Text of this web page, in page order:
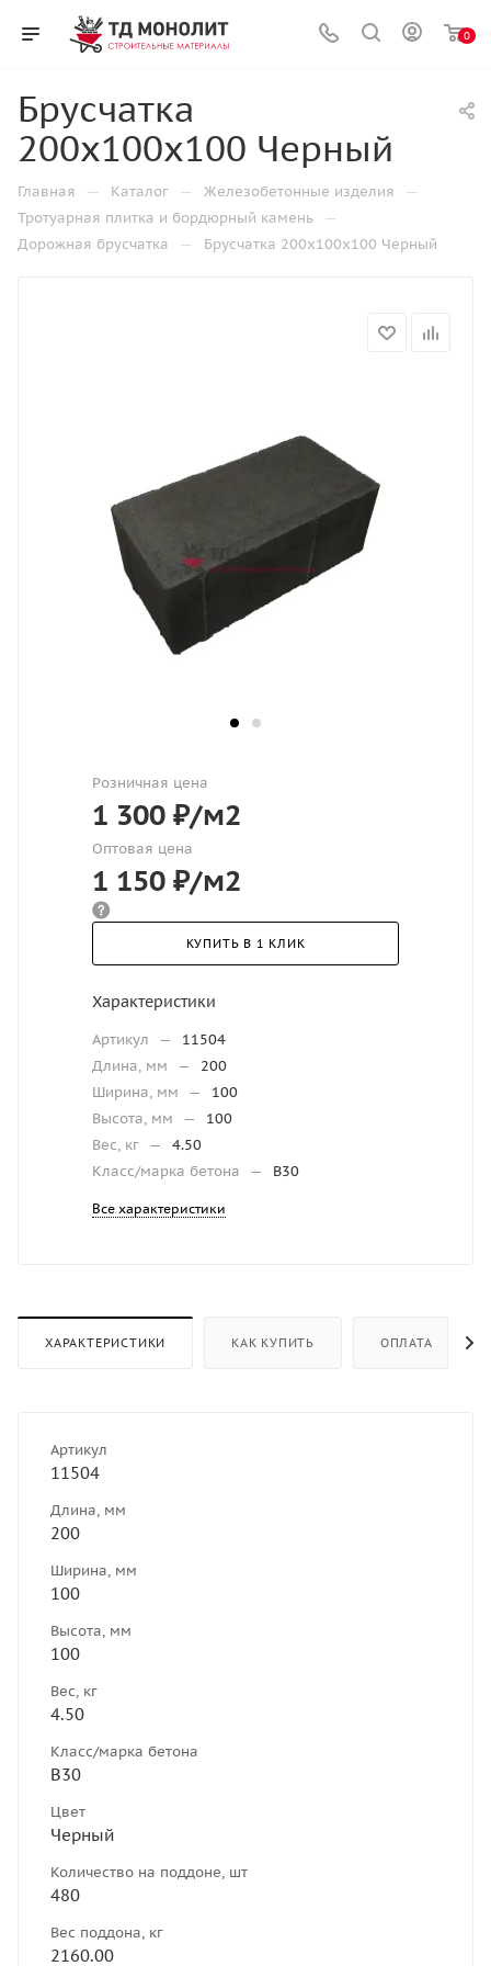
0
Брусчатка
200х100х100 Черный
Главная — Каталог — Железобетонные изделия —
Тротуарная плитка и бордюрный камень —
Дорожная брусчатка — Брусчатка 200х100х100 Черный
Розничная цена
1 300 ₽/м2
Оптовая цена
1 150 ₽/м2
КУПИТЬ В 1 КЛИК
Характеристики
Артикул —
11504
Длина, мм
—
200
Ширина, мм
—
100
Высота, мм
—
100
Вес, кг —
4.50
Класс/марка бетона
— B30
Все характеристики
ХАРАКТЕРИСТИКИ КАК КУПИТЬ ОПЛАТА
Артикул
11504
Длина, мм
200
Ширина, мм
100
Высота, мм
100
Вес, кг
4.50
Класс/марка бетона
B30
Цвет
Черный
Количество на поддоне, шт
480
Вес поддона, кг
2160.00